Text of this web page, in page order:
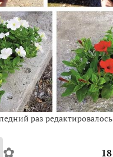
раз редактировалось
✿ 18